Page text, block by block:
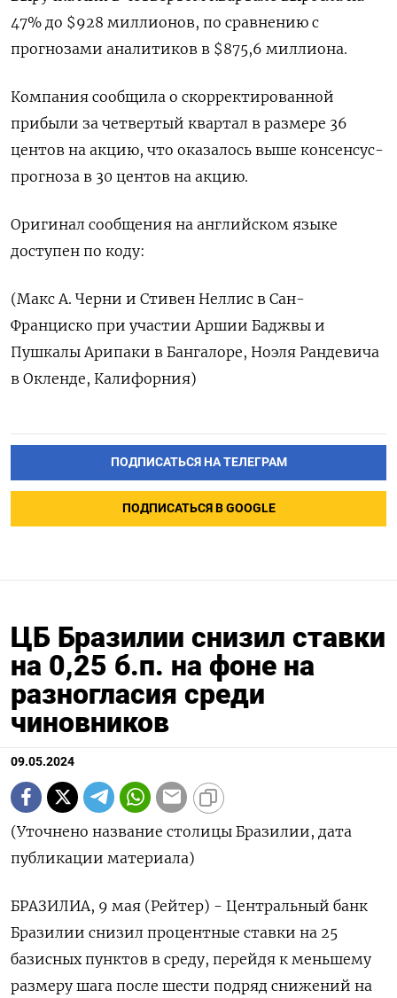
47% до $928 миллионов, по сравнению с
прогнозами аналитиков в $875,6 миллиона.
Компания сообщила о скорректированной
прибыли за четвертый квартал в размере 36
центов на акцию, что оказалось выше консенсус-
прогноза в 30 центов на акцию.
Оригинал сообщения на английском языке
доступен по коду:
(Макс А. Черни и Стивен Неллис в Сан-
Франциско при участии Аршии Баджвы и
Пушкалы Арипаки в Бангалоре, Ноэля Рандевича
в Окленде, Калифорния)
ПОДПИСАТЬСЯ НА ТЕЛЕГРАМ
ПОДПИСАТЬСЯ В GOOGLE
ЦБ Бразилии снизил ставки
на 0,25 б.п. на фоне на
разногласия среди
чиновников
09.05.2024
(Уточнено название столицы Бразилии, дата
публикации материала)
БРАЗИЛИА, 9 мая (Рейтер) - Центральный банк
Бразилии снизил процентные ставки на 25
базисных пунктов в среду, перейдя к меньшему
размеру шага после шести подряд снижений на